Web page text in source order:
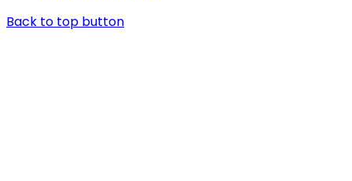
Back to top button